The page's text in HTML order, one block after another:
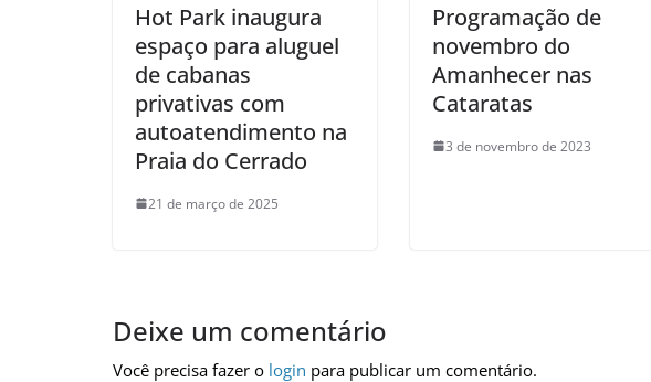
Hot Park inaugura
espaço para aluguel
de cabanas
privativas com
autoatendimento na
Praia do Cerrado
21 de março de 2025
Programação de
novembro do
Amanhecer nas
Cataratas
3 de novembro de 2023
Deixe um comentário
Você precisa fazer o login para publicar um comentário.